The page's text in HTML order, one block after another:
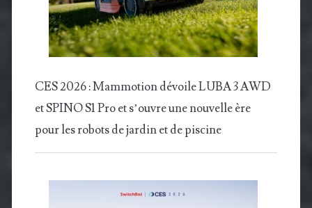
CES 2026 : Mammotion dévoile LUBA 3 AWD
et SPINO S1 Pro et s’ouvre une nouvelle ère
pour les robots de jardin et de piscine